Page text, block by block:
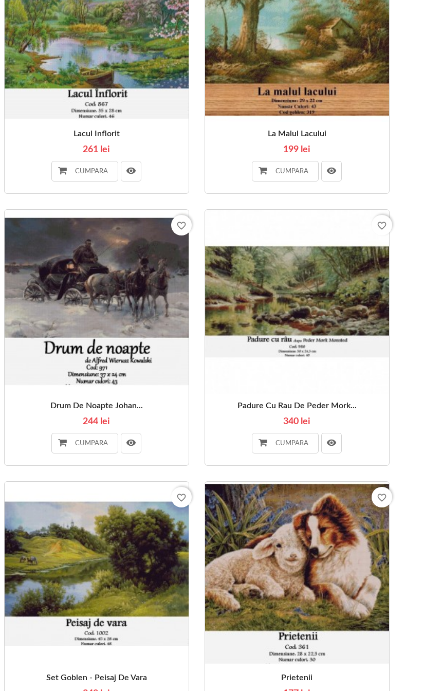
Lacul Inflorit
261 lei
CUMPARA
La Malul Lacului
199 lei
CUMPARA
Drum De Noapte Johan...
244 lei
CUMPARA
favorite_border
Padure Cu Rau De Peder Mork...
340 lei
CUMPARA
favorite_border
Set Goblen - Peisaj De Vara
favorite_border
Prietenii
favorite_border